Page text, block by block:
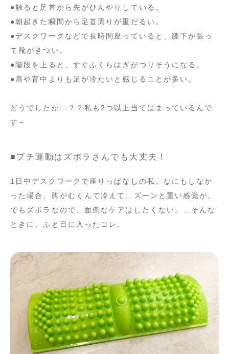
●触ると足首から先がひんやりしている。
●朝起きた瞬間から足首周りが重だるい。
●デスクワークなどで長時間座っていると、膝下が張っ
て靴がきつい。
●階段を上ると、すぐふくらはぎがつりそうになる。
●肩や背中よりも足が冷たいと感じることが多い。
どうでしたか…？？私も2つ以上当てはまっているんで
す～
■プチ運動はズボラさんでも大丈夫！
1日中デスクワークで座りっぱなしの私。なにもしなか
った場合、脚がむくんで冷えて…ズーンと重い感覚が。
でもズボラなので、面倒なケアはしたくない。…そんな
ときに、ふと目に入ったコレ。